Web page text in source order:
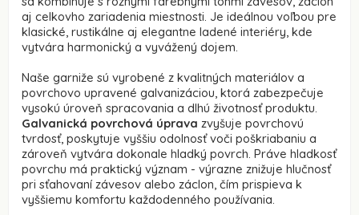
aj celkovho zariadenia miestnosti. Je ideálnou voľbou pre
klasické, rustikálne aj elegantne ladené interiéry, kde
vytvára harmonický a vyvážený dojem.
Naše garniže sú vyrobené z kvalitných materiálov a
povrchovo upravené galvanizáciou, ktorá zabezpečuje
vysokú úroveň spracovania a dlhú životnosť produktu.
Galvanická povrchová úprava zvyšuje povrchovú
tvrdosť, poskytuje vyššiu odolnosť voči poškriabaniu a
zároveň vytvára dokonale hladký povrch. Práve hladkosť
povrchu má praktický význam - výrazne znižuje hlučnosť
pri sťahovaní závesov alebo záclon, čím prispieva k
vyššiemu komfortu každodenného používania.